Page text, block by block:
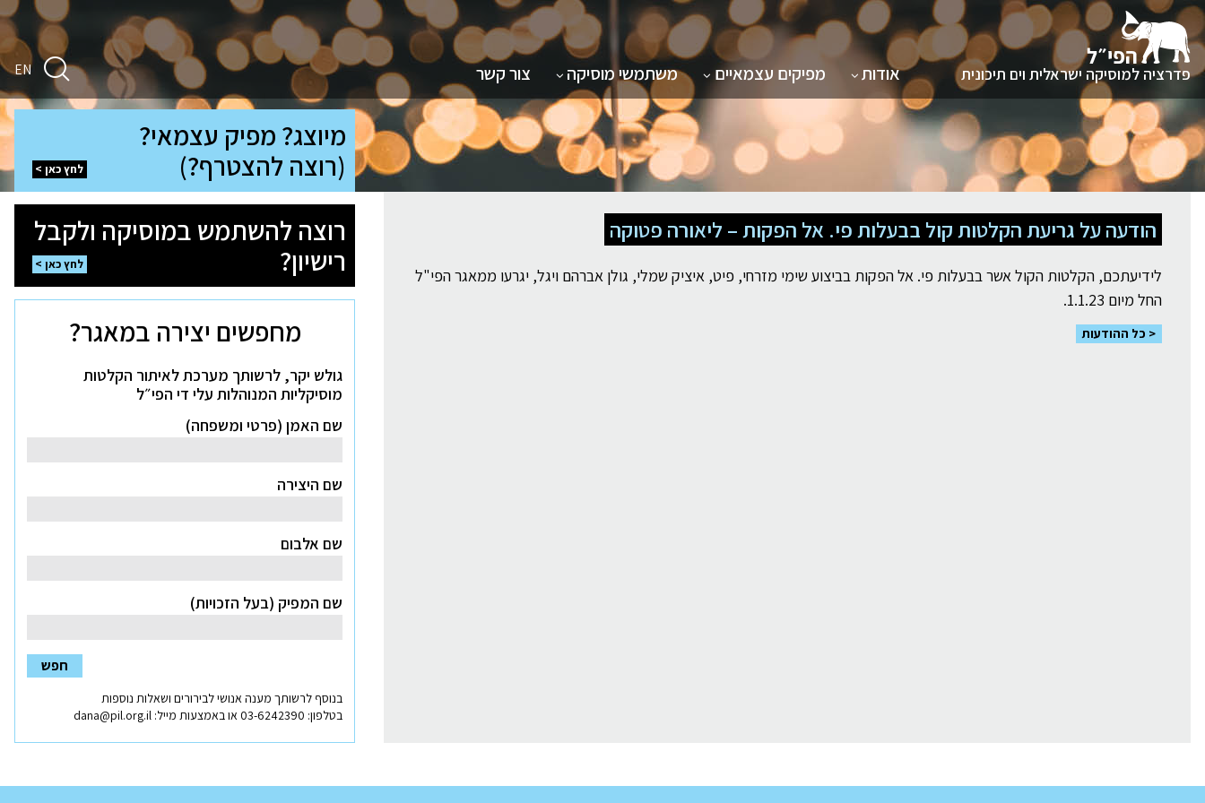
דלגו
פדרציה למוסיקה ישראלית וים תיכונית אודות תת תפריט - אודות
מפיקים עצמאיים תת תפריט - מפיקים עצמאיים
משתמשי מוסיקה תת תפריט - משתמשי מוסיקה
צור קשר חיפוש
EN
הודעה על גריעת הקלטות קול בבעלות פי. אל הפקות – ליאורה פטוקה
לידיעתכם, הקלטות הקול אשר בבעלות פי. אל הפקות בביצוע שימי מזרחי, פיט, איציק שמלי, גולן אברהם ויגל, יגרעו ממאגר הפי"ל
החל מיום 1.1.23.
כל ההודעות
מיוצג? מפיק עצמאי?
(רוצה להצטרף?)
מיוצג?
מפיק
עצמאי?
(רוצה
להצטרף?)
לחץ
כאן
לחץ כאן
רוצה להשתמש במוסיקה ולקבל
רישיון?
רוצה
להשתמש
במוסיקה
ולקבל
רישיון?
כאן
לחץ כאן
מחפשים יצירה במאגר?
גולש יקר, לרשותך מערכת לאיתור הקלטות
מוסיקליות המנוהלות עלי די הפי״ל
שם האמן (פרטי ומשפחה)
שם היצירה
שם אלבום
שם המפיק (בעל הזכויות)
חפש
בנוסף לרשותך מענה אנושי לבירורים ושאלות נוספות
בטלפון: 03-6242390 או באמצעות מייל: dana@pil.org.il
חדש